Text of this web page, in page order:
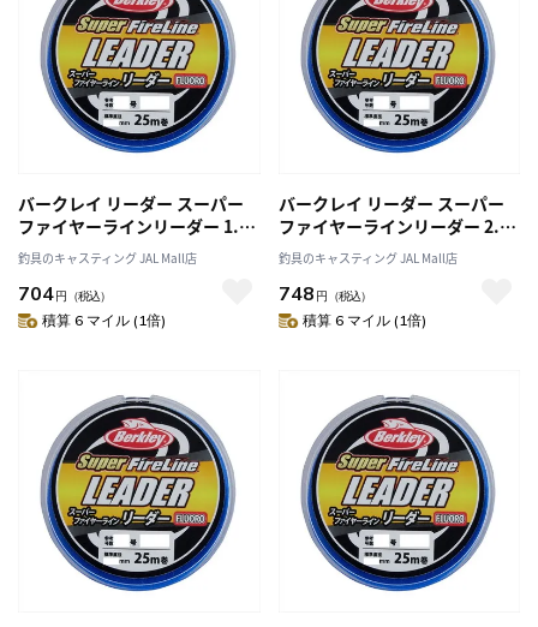
バークレイ リーダー スーパー
ファイヤーラインリーダー 1.5
号/6LB 25M CLR クリア
釣具のキャスティング JAL Mall店
704円 （税込）
積算 6 マイル (1倍)
バークレイ リーダー スーパー
ファイヤーラインリーダー 2.0
号/8LB 25M CLR クリア
釣具のキャスティング JAL Mall店
748 円 （税込）
積算 6 マイル (1倍)